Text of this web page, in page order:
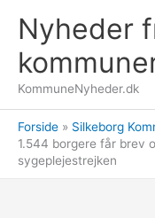
indholdet
Nyheder
KommuneNyheder.dk
Forside
Silkeborg
1.544 borgere får brev
sygeplejestrejken